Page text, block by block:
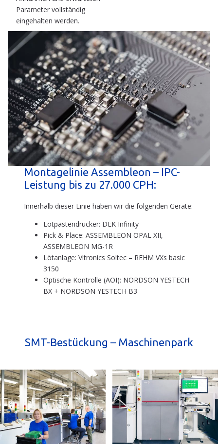
Parameter vollständig
eingehalten werden.
Montagelinie Assembleon – IPC-
Leistung bis zu 27.000 CPH:
Innerhalb dieser Linie haben wir die folgenden Geräte:
Lötpastendrucker: DEK Infinity
Pick & Place: ASSEMBLEON OPAL XII,
ASSEMBLEON MG-1R
Lötanlage: Vitronics Soltec – REHM VXs basic
3150
Optische Kontrolle (AOI): NORDSON YESTECH
BX + NORDSON YESTECH B3
SMT-Bestückung – Maschinenpark